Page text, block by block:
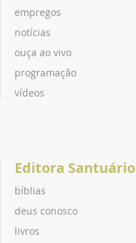
empregos
notícias
ouça ao vivo
programação
vídeos
Editora Santuário
bíblias
deus conosco
livros